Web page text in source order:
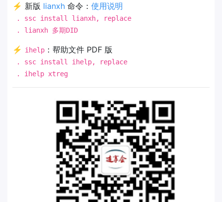
⚡ 新版 lianxh 命令： 使用说明
. ssc install lianxh, replace
. lianxh 多期DID
⚡ ihelp ：帮助文件 PDF 版
. ssc install ihelp, replace
. ihelp xtreg